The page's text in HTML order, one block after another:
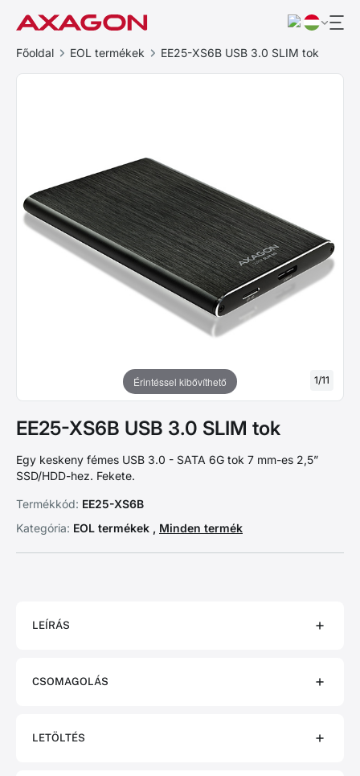
Főoldal EOL termékek EE25-XS6B USB 3.0 SLIM tok
Érintéssel kibővíthető 1/11
EE25-XS6B USB 3.0 SLIM tok
Egy keskeny fémes USB 3.0 - SATA 6G tok 7 mm-es 2,5”
SSD/HDD-hez. Fekete.
Termékkód: EE25-XS6B
Kategória: EOL termékek , Minden termék
LEÍRÁS
CSOMAGOLÁS
LETÖLTÉS